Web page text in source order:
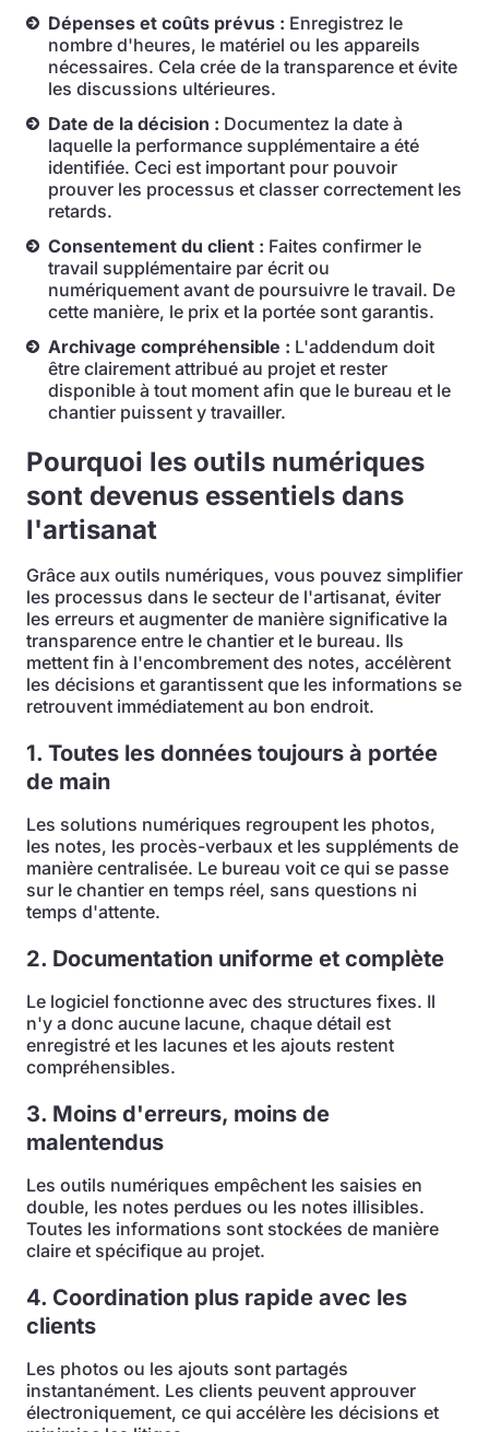
Dépenses et coûts prévus : Enregistrez le
nombre d'heures, le matériel ou les appareils
nécessaires. Cela crée de la transparence et évite
les discussions ultérieures.
Date de la décision : Documentez la date à
laquelle la performance supplémentaire a été
identifiée. Ceci est important pour pouvoir
prouver les processus et classer correctement les
retards.
Consentement du client : Faites confirmer le
travail supplémentaire par écrit ou
numériquement avant de poursuivre le travail. De
cette manière, le prix et la portée sont garantis.
Archivage compréhensible : L'addendum doit
être clairement attribué au projet et rester
disponible à tout moment afin que le bureau et le
chantier puissent y travailler.
Pourquoi les outils numériques
sont devenus essentiels dans
l'artisanat
Grâce aux outils numériques, vous pouvez simplifier
les processus dans le secteur de l'artisanat, éviter
les erreurs et augmenter de manière significative la
transparence entre le chantier et le bureau. Ils
mettent fin à l'encombrement des notes, accélèrent
les décisions et garantissent que les informations se
retrouvent immédiatement au bon endroit.
1. Toutes les données toujours à portée
de main
Les solutions numériques regroupent les photos,
les notes, les procès-verbaux et les suppléments de
manière centralisée. Le bureau voit ce qui se passe
sur le chantier en temps réel, sans questions ni
temps d'attente.
2. Documentation uniforme et complète
Le logiciel fonctionne avec des structures fixes. Il
n'y a donc aucune lacune, chaque détail est
enregistré et les lacunes et les ajouts restent
compréhensibles.
3. Moins d'erreurs, moins de
malentendus
Les outils numériques empêchent les saisies en
double, les notes perdues ou les notes illisibles.
Toutes les informations sont stockées de manière
claire et spécifique au projet.
4. Coordination plus rapide avec les
clients
Les photos ou les ajouts sont partagés
instantanément. Les clients peuvent approuver
électroniquement, ce qui accélère les décisions et